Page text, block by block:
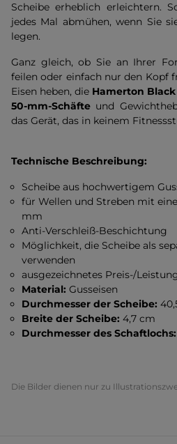
Scheibe erheblich erleichtern.
jedes Mal abmühen, wenn Sie
legen.
Ganz gleich, ob Sie an Ihrer
feilen oder einfach nur den Kopf
Eisen heben, die Hamerton Black
50-mm-Schäfte und
das Gerät, das in keinem
Technische Beschreibung:
Scheibe aus hochwertigem
für Wellen und Streben mit
mm
Anti-Verschleiß-Beschichtung
Möglichkeit, die Scheibe als
verwenden
ausgezeichnetes Preis-/
Material:Gusseisen
Durchmesser der Scheibe:
Breite der Scheibe:4,7 cm
Durchmesser des
Die Bilder dienen nur zu